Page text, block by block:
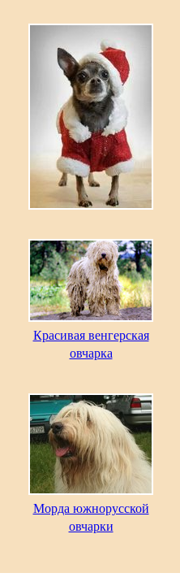
Красивая венгерская
овчарка
Морда южнорусской
овчарки